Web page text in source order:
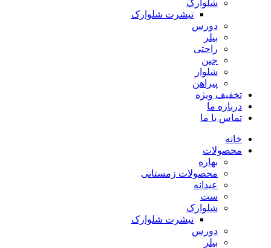
شلوارک
تیشرت شلوارک
دورس
بیلر
راحتی
جین
شلوار
پیراهن
تخفیف ویژه
درباره ما
تماس با ما
خانه
محصولات
بهاره
محصولات زمستانی
عیدانه
ست
شلوارک
تیشرت شلوارک
دورس
بیلر